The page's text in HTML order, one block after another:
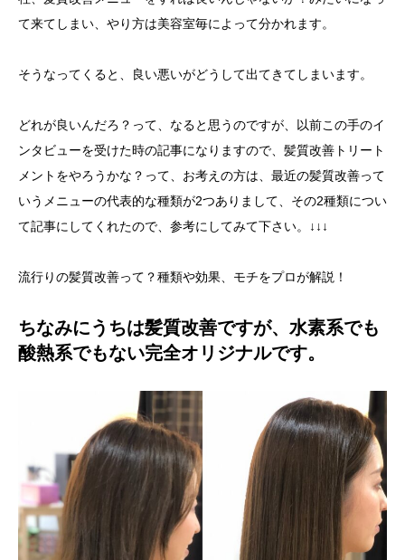
て来てしまい、やり方は美容室毎によって分かれます。
そうなってくると、良い悪いがどうして出てきてしまいます。
どれが良いんだろ？って、なると思うのですが、以前この手のイ
ンタビューを受けた時の記事になりますので、髪質改善トリート
メントをやろうかな？って、お考えの方は、最近の髪質改善って
いうメニューの代表的な種類が2つありまして、その2種類につい
て記事にしてくれたので、参考にしてみて下さい。↓↓↓
流行りの髪質改善って？種類や効果、モチをプロが解説！
ちなみにうちは髪質改善ですが、水素系でも
酸熱系でもない完全オリジナルです。